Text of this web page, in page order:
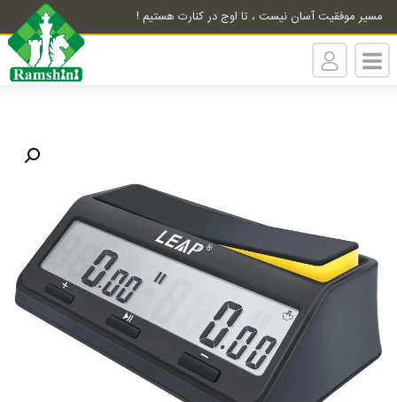
مسیر موفقیت آسان نیست ، تا اوج در کنارت هستیم !